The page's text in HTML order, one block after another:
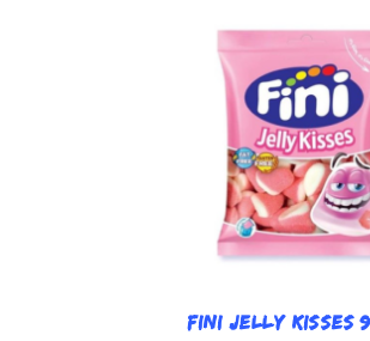
Vista
FINI JELLY KISSES